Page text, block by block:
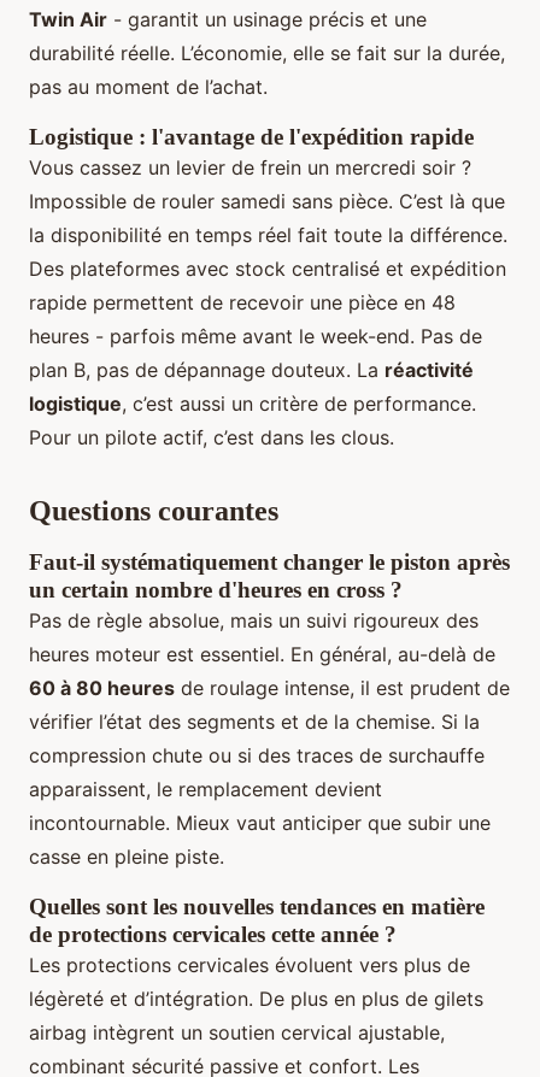
Twin Air - garantit un usinage précis et une
durabilité réelle. L’économie, elle se fait sur la durée,
pas au moment de l’achat.
Logistique : l'avantage de l'expédition rapide
Vous cassez un levier de frein un mercredi soir ?
Impossible de rouler samedi sans pièce. C’est là que
la disponibilité en temps réel fait toute la différence.
Des plateformes avec stock centralisé et expédition
rapide permettent de recevoir une pièce en 48
heures - parfois même avant le week-end. Pas de
plan B, pas de dépannage douteux. La réactivité
logistique, c’est aussi un critère de performance.
Pour un pilote actif, c’est dans les clous.
Questions courantes
Faut-il systématiquement changer le piston après
un certain nombre d'heures en cross ?
Pas de règle absolue, mais un suivi rigoureux des
heures moteur est essentiel. En général, au-delà de
60 à 80 heures de roulage intense, il est prudent de
vérifier l’état des segments et de la chemise. Si la
compression chute ou si des traces de surchauffe
apparaissent, le remplacement devient
incontournable. Mieux vaut anticiper que subir une
casse en pleine piste.
Quelles sont les nouvelles tendances en matière
de protections cervicales cette année ?
Les protections cervicales évoluent vers plus de
légèreté et d’intégration. De plus en plus de gilets
airbag intègrent un soutien cervical ajustable,
combinant sécurité passive et confort. Les